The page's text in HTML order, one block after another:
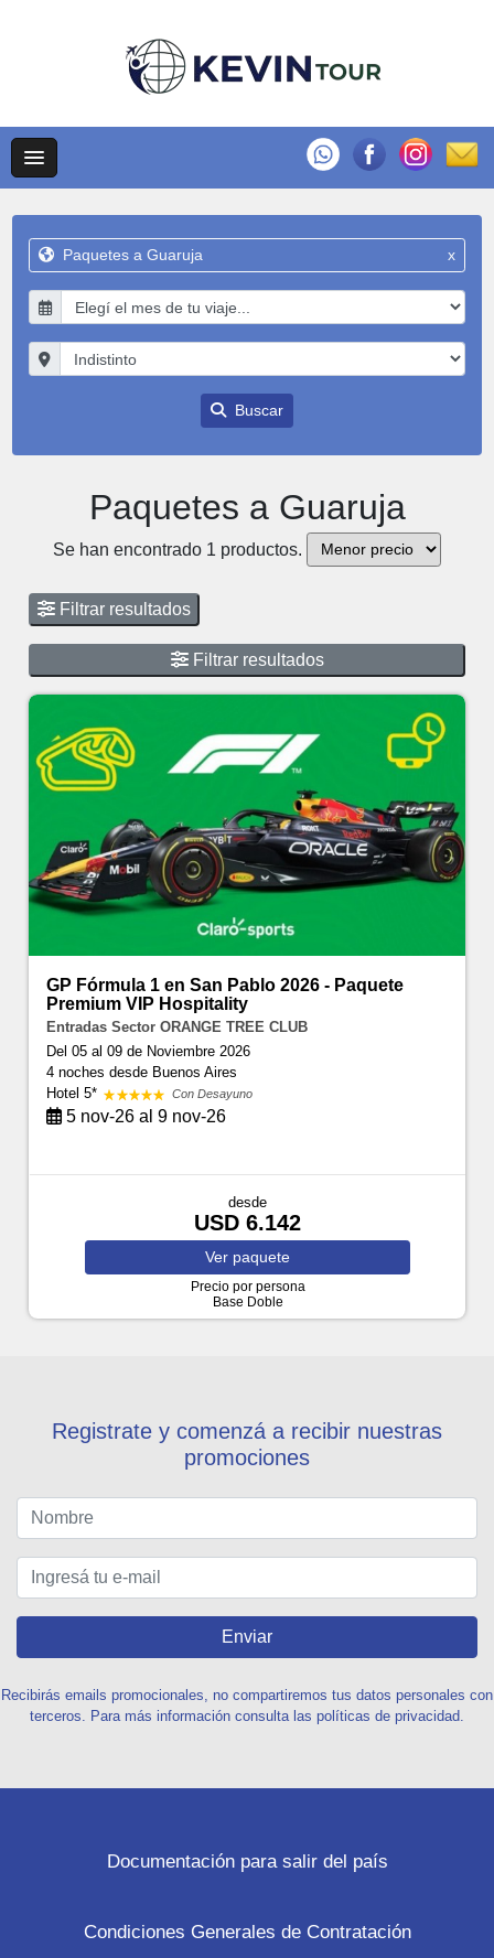
Paquetes a Guaruja x
Buscar
Paquetes a Guaruja
Se han encontrado 1 productos.
Filtrar resultados
Filtrar resultados
GP Fórmula 1 en San Pablo 2026 - Paquete
Premium VIP Hospitality
Entradas Sector ORANGE TREE CLUB
Del 05 al 09 de Noviembre 2026
4 nochesdesde Buenos Aires
Hotel 5*
Con Desayuno
5 nov-26 al 9 nov-26
desde
USD 6.142
Ver paquete
Precio por persona
Base Doble
Registrate y comenzá a recibir nuestras
promociones
Enviar
Recibirás emails promocionales, no compartiremos tus datos personales con
terceros. Para más información consulta las políticas de privacidad.
Documentación para salir del país
Condiciones Generales de Contratación